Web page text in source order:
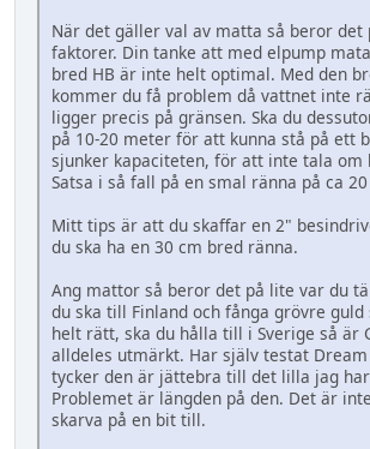
När det gäller val av matta så beror det
faktorer. Din tanke att med elpump
bred HB är inte helt optimal. Med den
kommer du få problem då vattnet inte
ligger precis på gränsen. Ska du
på 10-20 meter för att kunna stå på ett
sjunker kapaciteten, för att inte tala om
Satsa i så fall på en smal ränna på ca
Mitt tips är att du skaffar en 2"
du ska ha en 30 cm bred ränna.
Ang mattor så beror det på lite var du
du ska till Finland och fånga grövre guld
helt rätt, ska du hålla till i Sverige så är
alldeles utmärkt. Har själv testat
tycker den är jättebra till det lilla jag
Problemet är längden på den. Det är
skarva på en bit till.